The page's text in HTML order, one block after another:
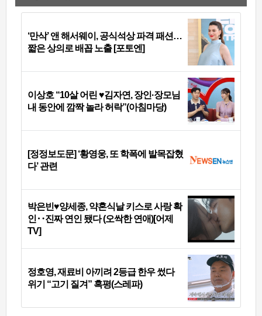
‘만삭’ 앤 해서웨이, 공식석상 파격 패션…
짧은 상의로 배꼽 노출 [포토엔]
이상호 “10살 어린 ♥김자연, 장인·장모님
내 동안에 깜짝 놀라 허락”(아침마당)
[정정보도문] ‘황영웅, 또 학폭에 발목잡혔
다’ 관련
박은빈♥양세종, 약혼식날 키스로 사랑 확
인‥진짜 연인 됐다 (오싹한 연애)[어제
TV]
정호영, 재료비 아끼려 2등급 한우 썼다
위기 “고기 질겨” 혹평(스레파)